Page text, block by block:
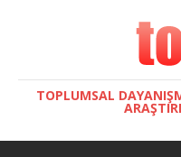
TOPLUMSAL